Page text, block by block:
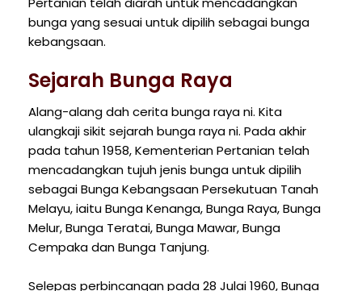
bunga yang sesuai untuk dipilih sebagai bunga
kebangsaan.
Sejarah Bunga Raya
Alang-alang dah cerita bunga raya ni. Kita
ulangkaji sikit sejarah bunga raya ni. Pada akhir
pada tahun 1958, Kementerian Pertanian telah
mencadangkan tujuh jenis bunga untuk dipilih
sebagai Bunga Kebangsaan Persekutuan Tanah
Melayu, iaitu Bunga Kenanga, Bunga Raya, Bunga
Melur, Bunga Teratai, Bunga Mawar, Bunga
Cempaka dan Bunga Tanjung.
Selepas perbincangan pada 28 Julai 1960, Bunga